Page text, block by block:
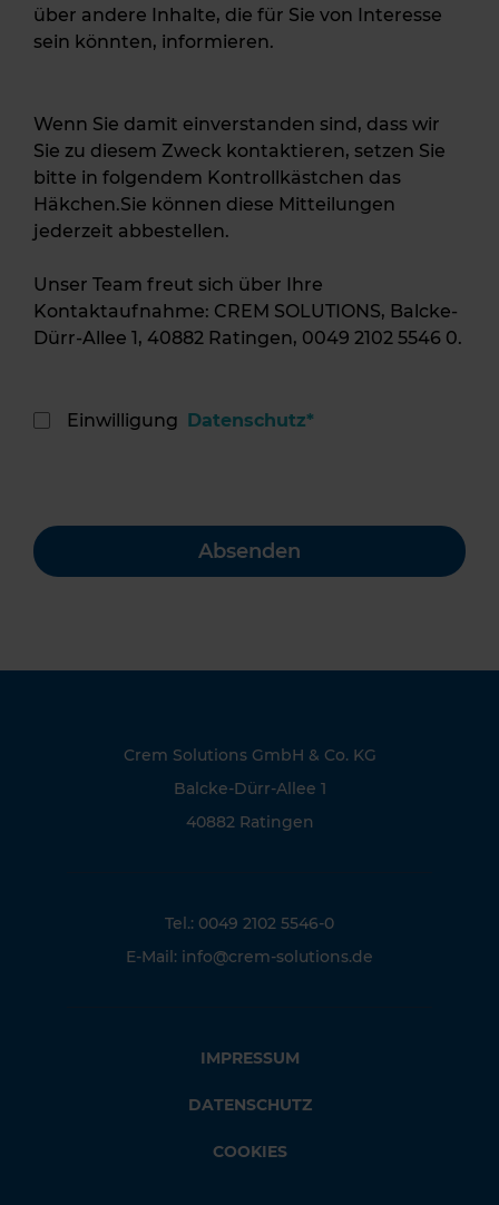
über andere Inhalte, die für Sie von Interesse
sein könnten, informieren.
Wenn Sie damit einverstanden sind, dass wir
Sie zu diesem Zweck kontaktieren, setzen Sie
bitte in folgendem Kontrollkästchen das
Häkchen.Sie können diese Mitteilungen
jederzeit abbestellen.
Unser Team freut sich über Ihre
Kontaktaufnahme: CREM SOLUTIONS, Balcke-
Dürr-Allee 1, 40882 Ratingen, 0049 2102 5546 0.
Einwilligung Datenschutz*
Bitte lasse dieses Feld leer.
Absenden
Crem Solutions GmbH & Co. KG
Balcke-Dürr-Allee 1
40882 Ratingen
Tel.: 0049 2102 5546-0
E-Mail: info@crem-solutions.de
IMPRESSUM
DATENSCHUTZ
COOKIES